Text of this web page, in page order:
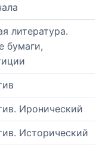
литература.
бумаги,
Иронический
Исторический